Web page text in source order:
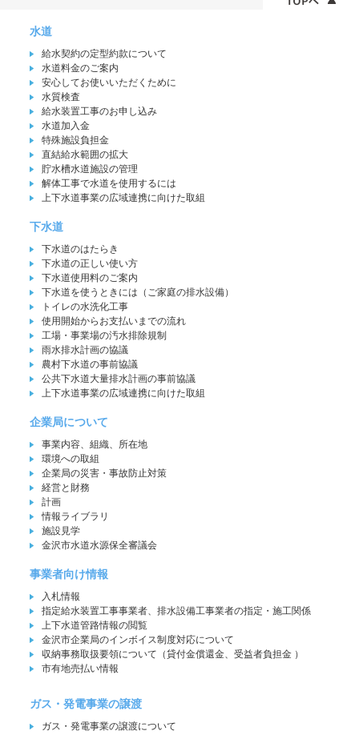
水道
給水契約の定型約款について
水道料金のご案内
安心してお使いいただくために
水質検査
給水装置工事のお申し込み
水道加入金
特殊施設負担金
直結給水範囲の拡大
貯水槽水道施設の管理
解体工事で水道を使用するには
上下水道事業の広域連携に向けた取組
下水道
下水道のはたらき
下水道の正しい使い方
下水道使用料のご案内
下水道を使うときには（ご家庭の排水設備）
トイレの水洗化工事
使用開始からお支払いまでの流れ
工場・事業場の汚水排除規制
雨水排水計画の協議
農村下水道の事前協議
公共下水道大量排水計画の事前協議
上下水道事業の広域連携に向けた取組
企業局について
事業内容、組織、所在地
環境への取組
企業局の災害・事故防止対策
経営と財務
計画
情報ライブラリ
施設見学
金沢市水道水源保全審議会
事業者向け情報
入札情報
指定給水装置工事事業者、排水設備工事業者の指定・施工関係
上下水道管路情報の閲覧
金沢市企業局のインボイス制度対応について
収納事務取扱要領について（貸付金償還金、受益者負担金 ）
市有地売払い情報
ガス・発電事業の譲渡
ガス・発電事業の譲渡について